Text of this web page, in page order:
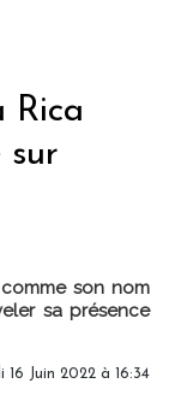
Rica
sur
son nom
sa présence
16 Juin 2022 à 16:34